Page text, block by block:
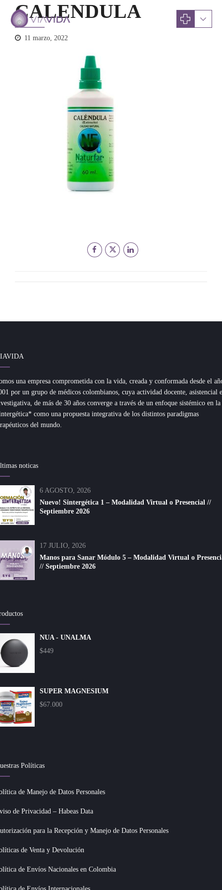
CALENDULA
11 marzo, 2022
una empresa comprometida con la vida, creada y conformada desde el
por un grupo de médicos colombianos, cuya actividad docente, asistencial e
de más de 30 años converge a través de un enfoque sistémico en la
como una propuesta integrativa de los distintos paradigmas
del mundo.
noticas
6 AGOSTO, 2026
Nuevo! Sintergética 1 – Modalidad Virtual o Presencial //
Septiembre 2026
17 JULIO, 2026
Manos para Sanar Módulo 5 – Modalidad Virtual o
// Septiembre 2026
NUA - UNALMA
$449
SUPER MAGNESIUM
$67.000
Políticas
de Manejo de Datos Personales
de Privacidad – Habeas Data
para la Recepción y Manejo de Datos Personales
de Venta y Devolución
de Envíos Nacionales en Colombia